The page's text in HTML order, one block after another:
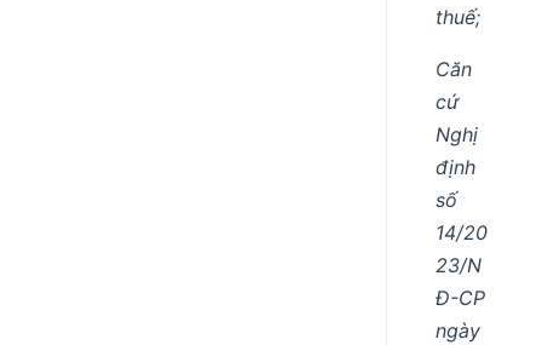
thuế;
Căn
cứ
Nghị
định
số
14/20
23/N
Đ-CP
ngày